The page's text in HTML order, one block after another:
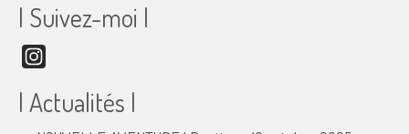
| Suivez-moi |
| Actualités |